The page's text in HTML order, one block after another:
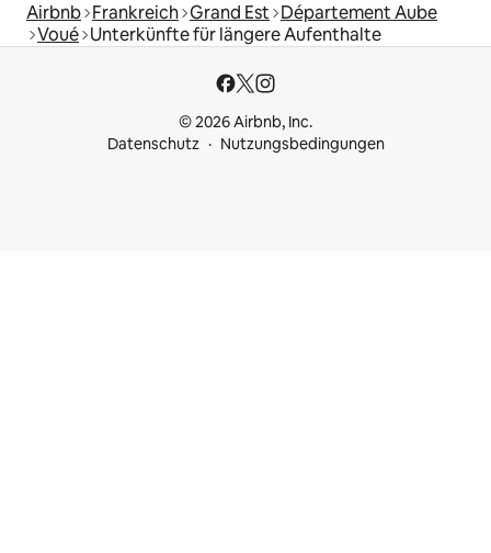
Airbnb Frankreich Grand Est Département Aube
Voué Unterkünfte für längere Aufenthalte
© 2026 Airbnb, Inc.
Datenschutz
Nutzungsbedingungen